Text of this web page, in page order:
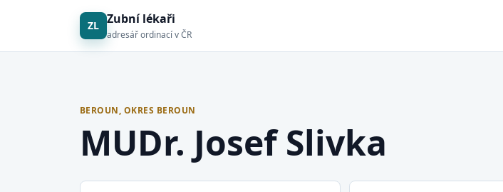
ZL Zubní lékaři
adresář ordinací v ČR
BEROUN, OKRES BEROUN
MUDr. Josef Slivka